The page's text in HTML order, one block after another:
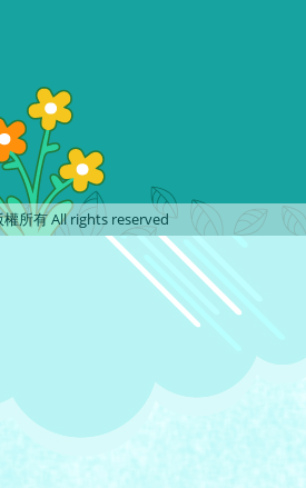
所有 All rights reserved